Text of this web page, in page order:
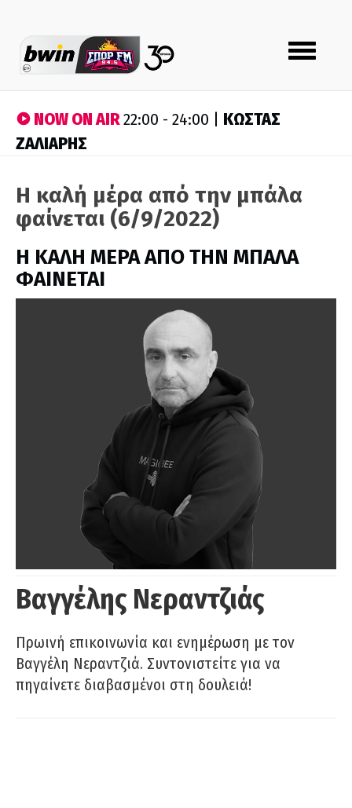
Toggle
navigation
NOW ON AIR22:00 - 24:00 | ΚΩΣΤΑΣ
ΖΑΛΙΑΡΗΣ
Η καλή μέρα από την μπάλα
φαίνεται (6/9/2022)
H ΚΑΛΗ ΜΕΡΑ ΑΠΟ ΤΗΝ ΜΠΑΛΑ
ΦΑΙΝΕΤΑΙ
Βαγγέλης Νεραντζιάς
Πρωινή επικοινωνία και ενημέρωση με τον
Βαγγέλη Νεραντζιά. Συντονιστείτε για να
πηγαίνετε διαβασμένοι στη δουλειά!